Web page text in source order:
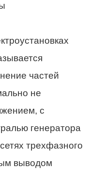
частей
не
с
генератора
трехфазного
выводом